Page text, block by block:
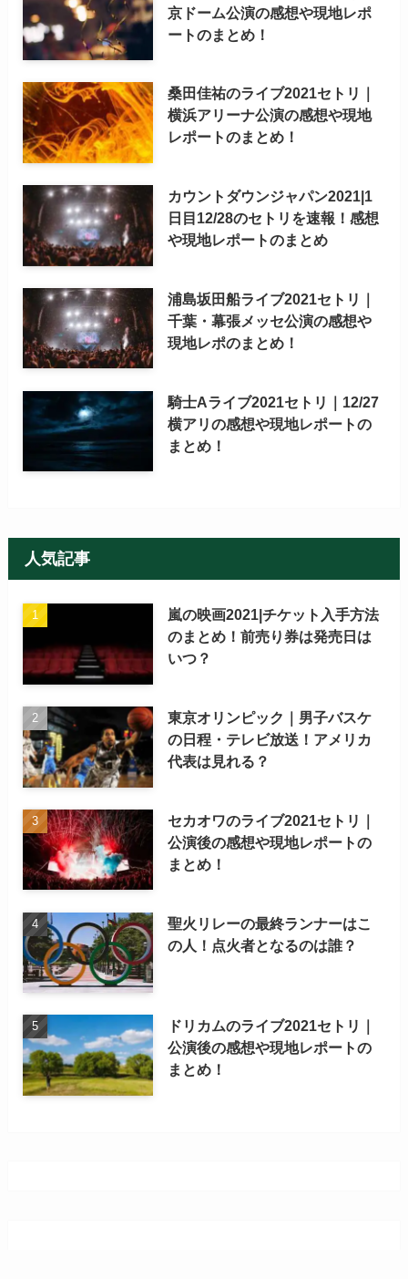
京ドーム公演の感想や現地レポ
ートのまとめ！
桑田佳祐のライブ2021セトリ｜
横浜アリーナ公演の感想や現地
レポートのまとめ！
カウントダウンジャパン2021|1
日目12/28のセトリを速報！感想
や現地レポートのまとめ
浦島坂田船ライブ2021セトリ｜
千葉・幕張メッセ公演の感想や
現地レポのまとめ！
騎士Aライブ2021セトリ｜12/27
横アリの感想や現地レポートの
まとめ！
人気記事
嵐の映画2021|チケット入手方法
のまとめ！前売り券は発売日は
いつ？
東京オリンピック｜男子バスケ
の日程・テレビ放送！アメリカ
代表は見れる？
セカオワのライブ2021セトリ｜
公演後の感想や現地レポートの
まとめ！
聖火リレーの最終ランナーはこ
の人！点火者となるのは誰？
ドリカムのライブ2021セトリ｜
公演後の感想や現地レポートの
まとめ！